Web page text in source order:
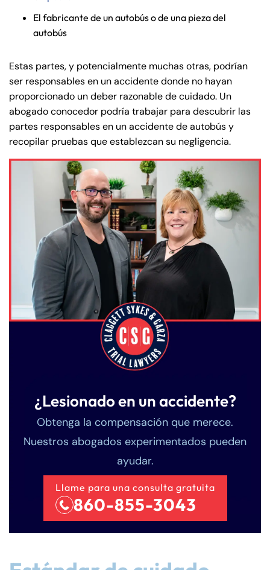
El fabricante de un autobús o de una pieza del
autobús
Estas partes, y potencialmente muchas otras, podrían
ser responsables en un accidente donde no hayan
proporcionado un deber razonable de cuidado. Un
abogado conocedor podría trabajar para descubrir las
partes responsables en un accidente de autobús y
recopilar pruebas que establezcan su negligencia.
¿Lesionado en un accidente?
Obtenga la compensación que merece.
Nuestros abogados experimentados pueden
ayudar.
Llame para una consulta gratuita
860-855-3043